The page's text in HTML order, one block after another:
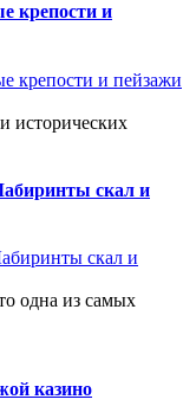
крепости и
исторических
скал и
одна из самых
казино